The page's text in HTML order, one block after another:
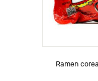
Ramen